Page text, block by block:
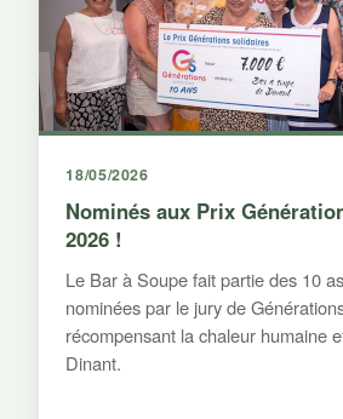
18/05/2026
Nominés aux Prix
2026 !
Le Bar à Soupe fait partie des 10
nominées par le jury de
récompensant la chaleur humaine
Dinant.